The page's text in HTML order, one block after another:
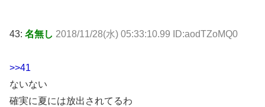
43: 名無し 2018/11/28(水) 05:33:10.99 ID:aodTZoMQ0
>>41
ないない
確実に夏には放出されてるわ